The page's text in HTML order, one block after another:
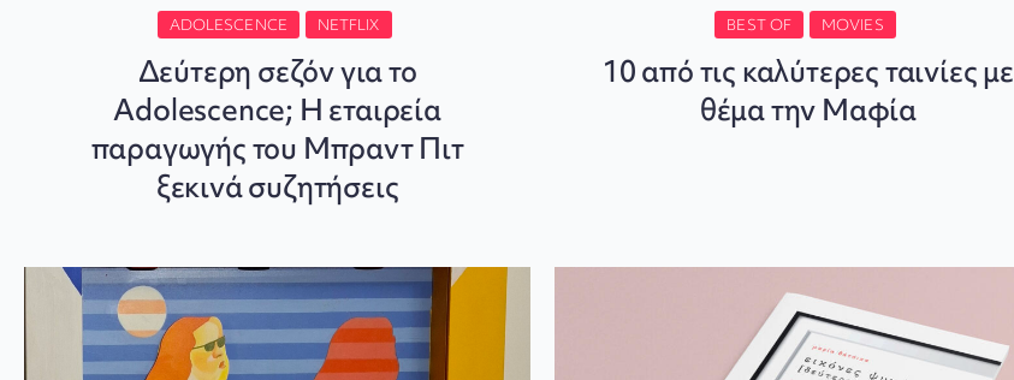
ADOLESCENCE NETFLIX
Δεύτερη σεζόν για το
Adolescence; Η εταιρεία
παραγωγής του Μπραντ Πιτ
ξεκινά συζητήσεις
BEST OF MOVIES
10 από τις καλύτερες ταινίες με
θέμα την Μαφία